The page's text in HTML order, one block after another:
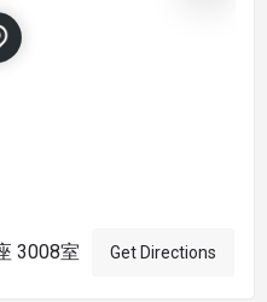
3008室 Get Directions